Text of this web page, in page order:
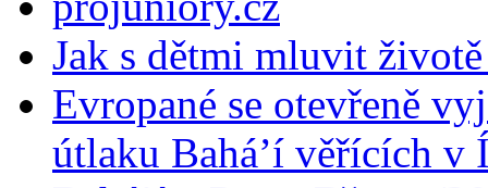
Jak s dětmi mluvit
Evropané se otevřeně
útlaku Bahá’í věřících v